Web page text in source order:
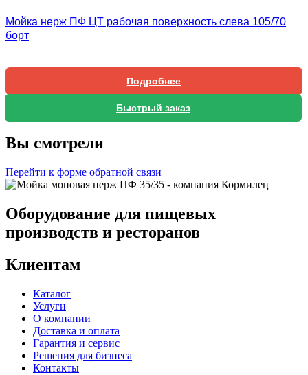
Мойка нерж ПФ ЦТ рабочая поверхность слева 105/70
борт
Подробнее
Быстрый заказ
Вы смотрели
Перейти к форме обратной связи
Оборудование для пищевых
производств и ресторанов
Клиентам
Каталог
Услуги
О компании
Доставка и оплата
Гарантия и сервис
Решения для бизнеса
Контакты